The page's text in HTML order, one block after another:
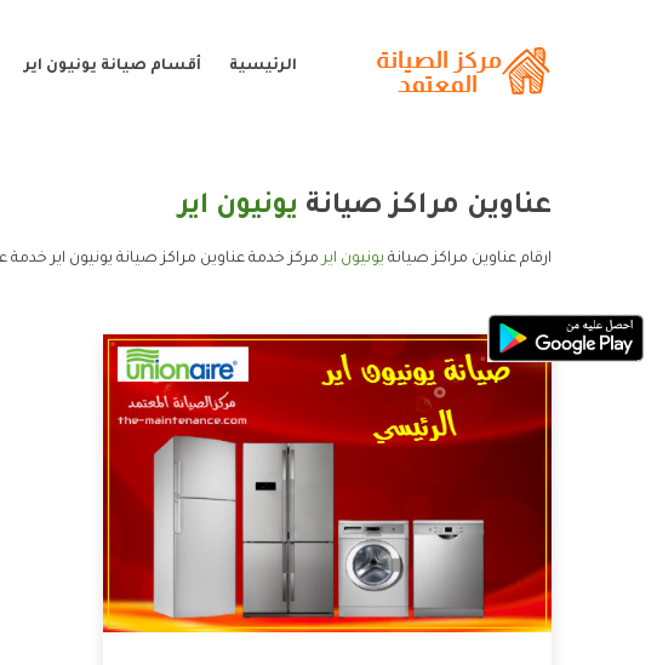
الرئيسية أقسام صيانة يونيون اير
عناوين مراكز صيانة يونيون اير
ارقام عناوين مراكز صيانة يونيون ايرمركز خدمة عناوين مراكز صيانة يونيون اير خدمة